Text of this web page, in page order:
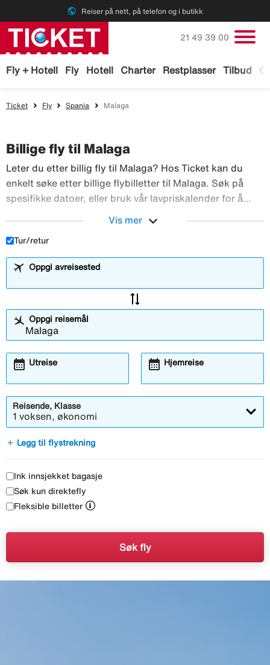
public Reiser på nett, på telefon og i butikk
Fly + Hotell Fly Hotell Charter Restplasser Tilbud
Ring oss på
21 49 39 00
Ticket Fly Spania Malaga
Billige fly til Malaga
Leter du etter billig fly til Malaga? Hos Ticket kan du
enkelt søke etter billige flybilletter til Malaga. Søk på
spesifikke datoer, eller bruk vår lavpriskalender for å
Vis mer expand_more
Tur/retur
Oppgi avreisested
sync_alt
Oppgi reisemål
Utreise
calendar_month Hjemreise
calendar_month
Reisende, Klasse
1 voksen, økonomi
add Legg til flystrekning
Ink innsjekket bagasje
Søk kun direktefly
Fleksible billetter
Søk fly